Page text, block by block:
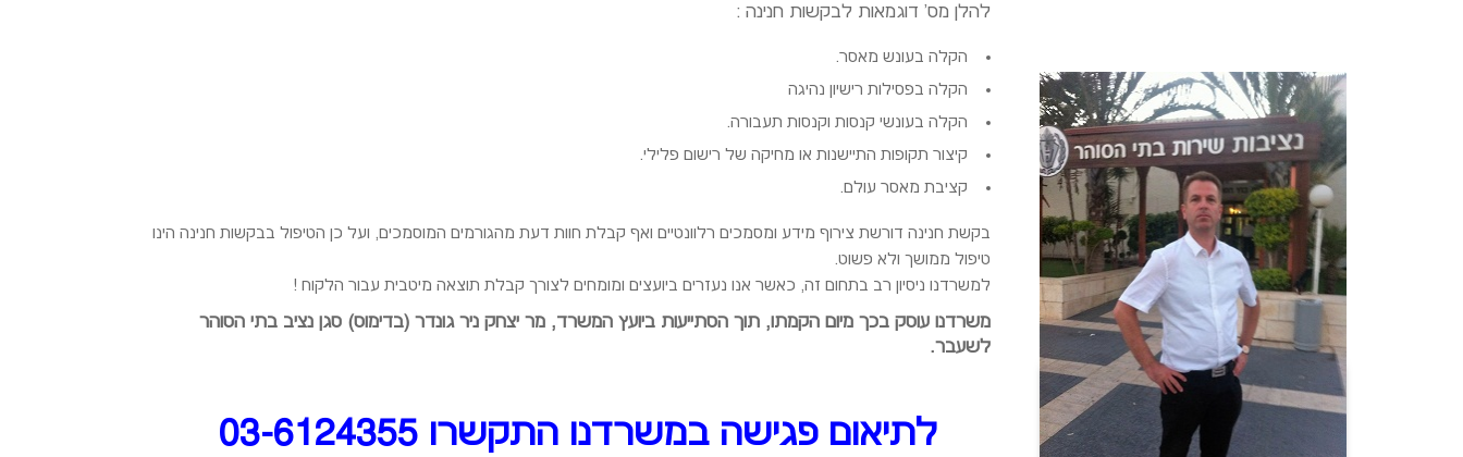
להלן מס' דוגמאות לבקשות חנינה :
הקלה בעונש מאסר.
הקלה בפסילות רישיון נהיגה
הקלה בעונשי קנסות וקנסות תעבורה.
קיצור תקופות התיישנות או מחיקה של רישום פלילי.
קציבת מאסר עולם.
בקשת חנינה דורשת צירוף מידע ומסמכים רלוונטיים ואף קבלת חוות דעת מהגורמים המוסמכים, ועל כן הטיפול בבקשות חנינה הינו
טיפול ממושך ולא פשוט.
למשרדנו ניסיון רב בתחום זה, כאשר אנו נעזרים ביועצים ומומחים לצורך קבלת תוצאה מיטבית עבור הלקוח !
משרדנו עוסק בכך מיום הקמתו, תוך הסתייעות ביועץ המשרד, מר יצחק ניר גונדר (בדימוס) סגן נציב בתי הסוהר
לשעבר.
לתיאום פגישה במשרדנו התקשרו 03-6124355